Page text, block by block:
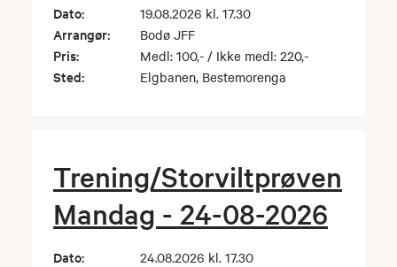
Dato: 19.08.2026 kl. 17.30
Arrangør: Bodø JFF
Pris: Medl: 100,- / Ikke medl: 220,-
Sted: Elgbanen, Bestemorenga
Trening/Storviltprøven
Mandag - 24-08-2026
Dato: 24.08.2026 kl. 17.30